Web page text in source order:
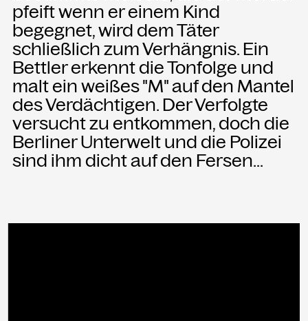
pfeift wenn er einem Kind
begegnet, wird dem Täter
schließlich zum Verhängnis. Ein
Bettler erkennt die Tonfolge und
malt ein weißes "M" auf den Mantel
des Verdächtigen. Der Verfolgte
versucht zu entkommen, doch die
Berliner Unterwelt und die Polizei
sind ihm dicht auf den Fersen...